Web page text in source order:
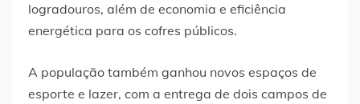
logradouros, além de economia e eficiência
energética para os cofres públicos.
A população também ganhou novos espaços de
esporte e lazer, com a entrega de dois campos de